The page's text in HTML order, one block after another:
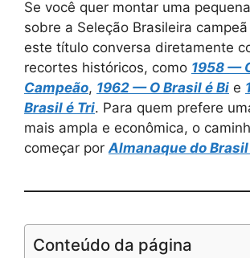
Se você quer montar uma
sobre a Seleção Brasileira
este título conversa diretamente
recortes históricos, como 1958 —
Campeão, 1962 — O Brasil é Bi e
Brasil é Tri. Para quem prefere
mais ampla e econômica, o
começar porAlmanaque do
Conteúdo da página